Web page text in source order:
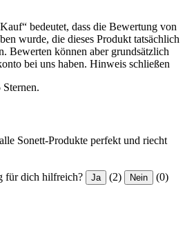
bedeutet, dass die Bewertung von
wurde, die dieses Produkt tatsächlich
Bewerten können aber grundsätzlich
bei uns haben. Hinweis schließen
Sonett-Produkte perfekt und riecht
für dich hilfreich? Ja (2) Nein (0)